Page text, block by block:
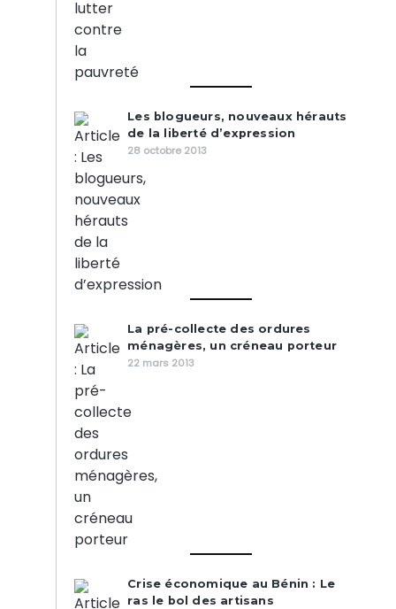
Les blogueurs, nouveaux hérauts
de la liberté d’expression
28 octobre 2013
La pré-collecte des ordures
ménagères, un créneau porteur
22 mars 2013
Crise économique au Bénin : Le
ras le bol des artisans